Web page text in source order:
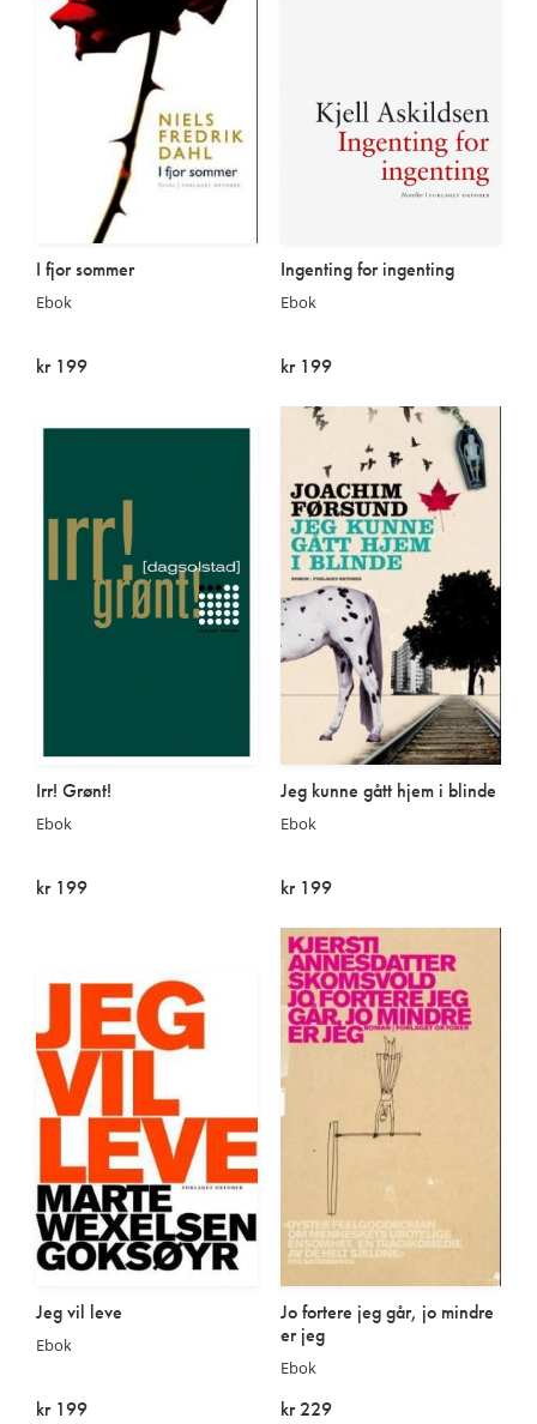
I fjor sommer
Ebok
kr 199
Ingenting for ingenting
Ebok
kr 199
Irr! Grønt!
Ebok
kr 199
Jeg kunne gått hjem i blinde
Ebok
kr 199
Jeg vil leve
Ebok
kr 199
Jo fortere jeg går, jo mindre
er jeg
Ebok
kr 229